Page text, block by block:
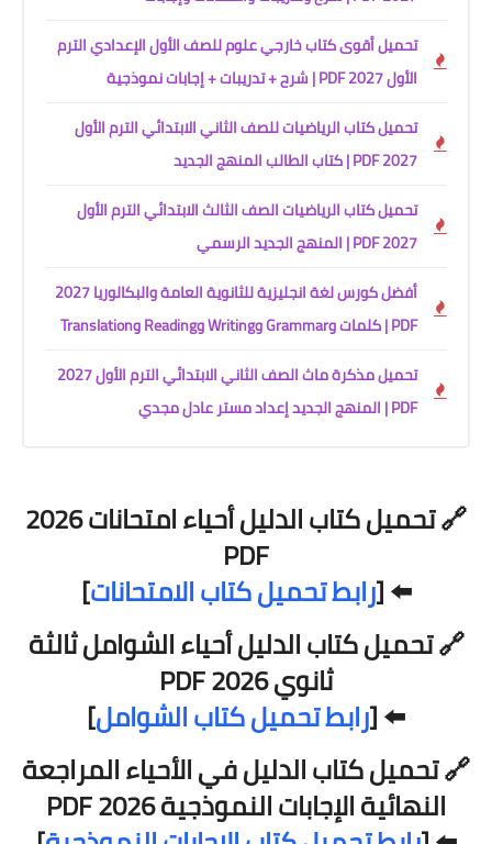
تحميل أقوى كتاب خارجي علوم للصف الأول الإعدادي الترم
الأول 2027 PDF | شرح + تدريبات + إجابات نموذجية
تحميل كتاب الرياضيات للصف الثاني الابتدائي الترم الأول
2027 PDF | كتاب الطالب المنهج الجديد
تحميل كتاب الرياضيات الصف الثالث الابتدائي الترم الأول
2027 PDF | المنهج الجديد الرسمي
أفضل كورس لغة انجليزية للثانوية العامة والبكالوريا 2027
PDF | كلمات وGrammar وWriting وReading وTranslation
تحميل مذكرة ماث الصف الثاني الابتدائي الترم الأول 2027
PDF | المنهج الجديد إعداد مستر عادل مجدي
🔗 تحميل كتاب الدليل أحياء امتحانات 2026
PDF
⬅️ [رابط تحميل كتاب الامتحانات]
🔗تحميل كتاب الدليل أحياء الشوامل ثالثة
ثانوي 2026 PDF
⬅️ [رابط تحميل كتاب الشوامل]
🔗تحميل كتاب الدليل في الأحياء المراجعة
النهائية الإجابات النموذجية 2026 PDF